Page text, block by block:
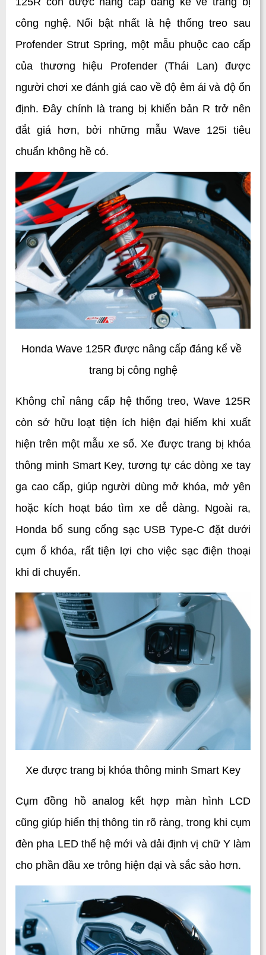
công nghệ. Nổi bật nhất là hệ thống treo sau
Profender Strut Spring, một mẫu phuộc cao cấp
của thương hiệu Profender (Thái Lan) được
người chơi xe đánh giá cao về độ êm ái và độ ổn
định. Đây chính là trang bị khiến bản R trở nên
đắt giá hơn, bởi những mẫu Wave 125i tiêu
chuẩn không hề có.
Honda Wave 125R được nâng cấp đáng kể về
trang bị công nghệ
Không chỉ nâng cấp hệ thống treo, Wave 125R
còn sở hữu loạt tiện ích hiện đại hiếm khi xuất
hiện trên một mẫu xe số. Xe được trang bị khóa
thông minh Smart Key, tương tự các dòng xe tay
ga cao cấp, giúp người dùng mở khóa, mở yên
hoặc kích hoạt báo tìm xe dễ dàng. Ngoài ra,
Honda bổ sung cổng sạc USB Type-C đặt dưới
cụm ổ khóa, rất tiện lợi cho việc sạc điện thoại
khi di chuyển.
Xe được trang bị khóa thông minh Smart Key
Cụm đồng hồ analog kết hợp màn hình LCD
cũng giúp hiển thị thông tin rõ ràng, trong khi cụm
đèn pha LED thế hệ mới và dải định vị chữ Y làm
cho phần đầu xe trông hiện đại và sắc sảo hơn.